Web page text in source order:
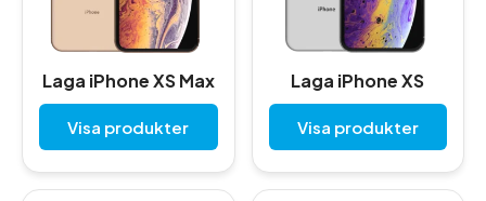
Laga iPhone XS Max
Visa produkter
Laga iPhone XS
Visa produkter